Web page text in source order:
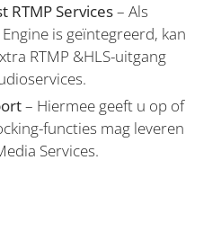
RTMP Services– Als
is geïntegreerd, kan
RTMP &HLS-uitgang
– Hiermee geeft u op of
functies mag leveren
Services.